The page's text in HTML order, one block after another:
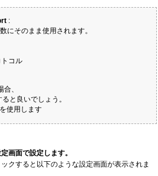
:
にそのまま使用されます。
コル
、
ると良いでしょう。
使用します
画面で設定します。
クすると以下のような設定画面が表示されま